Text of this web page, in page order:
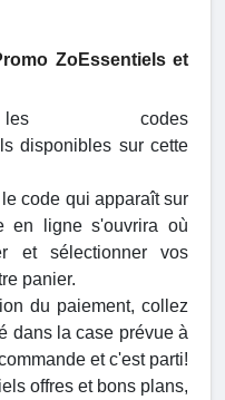
ZoEssentiels et
les codes
disponibles sur cette
code qui apparaît sur
en ligne s'ouvrira où
et sélectionner vos
panier.
du paiement, collez
dans la case prévue à
et c'est parti!
offres et bons plans,